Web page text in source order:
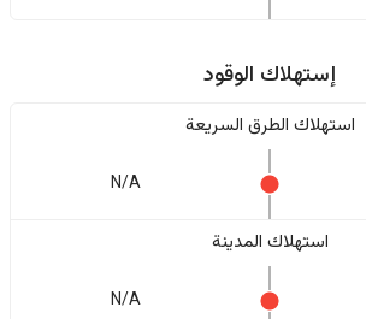
إستهلاك الوقود
استهلاك الطرق السريعة
N/A
استهلاك المدينة
N/A